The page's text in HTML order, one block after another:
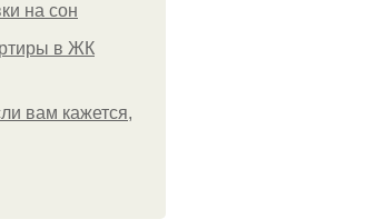
на сон
в ЖК
вам кажется,